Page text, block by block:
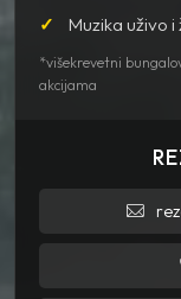
Muzika uživo i
*višekrevetni
akcijama